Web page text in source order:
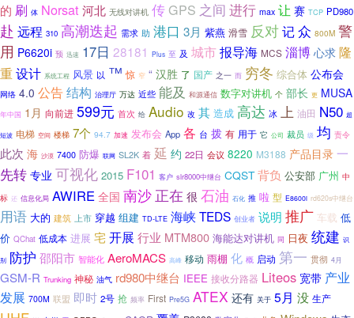
的 刷 体 Norsat 河北 无线对讲机 传 GPS 之间 进行 max 让 赛 TCP PD980
赴 远程 310 高潮迭起 需求 助 港口 3月 紫燕 滑雪 反对记众 800M 警
用 P6620i 预 迅速 17日 28181 Plus 至 及 城市报导海 MCS 淄博 心求 隆
重设计 系统工程 风景 以 ™ 惊 窄 “ 汉胜 了 国产 之一 而 穷冬 综合体 公布会
网络 4.0 公告结构 治理厅 万达 近些 能及 和源通信 数字对讲机 个 部长 更 MUSA
年中国 1月 向前进 599元 首次 给 Audio 改 其 造成 高达 冰 上 油田 N50 超
短波 电梯 空间 楼梯 7个 94.7 加速 发布会 App 各 台 拨 有 用于 它 公司 裁员 级 均 责令
此次 海 沙漠 7400 防爆 联网 SL2K 着 延 约 22日 会议 8220 M3188 产品目录 一
先转 专业 可视化 2015 F101 客户 slr8000中继台 CQST 背负 公安部 广州 中
标 还 信息化局 AWIRE 全国 南沙 正在 很 石油 石化 推 啦 型 E8600i rd620s中继台
用语 大的 建筑 上市 穿越 组建 TD-LTE 海峡TEDS 创业者 说明 推广 车载 低
价 QChat 低成本 进展 宅开展 行业 MTM800 海能达对讲机 同 日夜 统建 识
别 防护 邵阳市 智能化 AeroMACS 高峰 移动 雨棚 化 概 启动 第一 贯彻 4月
GSM-R Trunking 神秘 油气 rd980中继台 IEEE 接收分路器 Liteos 宽带 产业
发展 700M 联盟 即时 2号 抢 频率 First Pre5G ATEX 还有 关于 5月 没 生产